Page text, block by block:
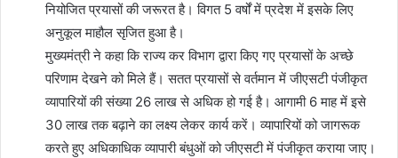
नियोजित प्रयासों की जरूरत है। विगत 5 वर्षों में प्रदेश में इसके लिए
अनुकूल माहौल सृजित हुआ है।
मुख्यमंत्री ने कहा कि राज्य कर विभाग द्वारा किए गए प्रयासों के अच्छे
परिणाम देखने को मिले हैं। सतत प्रयासों से वर्तमान में जीएसटी पंजीकृत
व्यापारियों की संख्या 26 लाख से अधिक हो गई है। आगामी 6 माह में इसे
30 लाख तक बढ़ाने का लक्ष्य लेकर कार्य करें। व्यापारियों को जागरूक
करते हुए अधिकाधिक व्यापारी बंधुओं को जीएसटी में पंजीकृत कराया जाए।